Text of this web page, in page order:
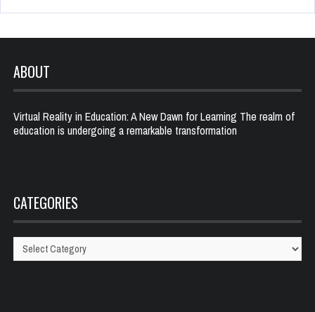
ABOUT
Virtual Reality in Education: A New Dawn for Learning The realm of
education is undergoing a remarkable transformation
CATEGORIES
Categories